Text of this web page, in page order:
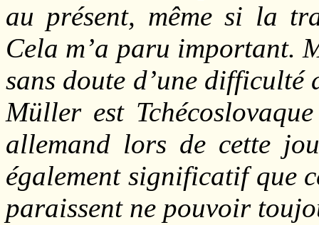
au présent, même si la
Cela m’a paru important.
sans doute d’une
Müller est
allemand lors de cette
également significatif que
paraissent ne pouvoir